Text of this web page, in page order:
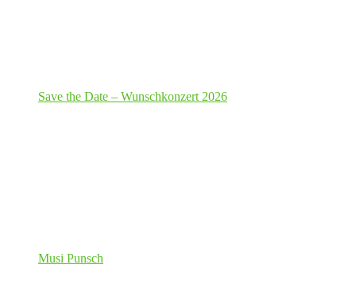
Save the Date – Wunschkonzert 2026
Musi Punsch